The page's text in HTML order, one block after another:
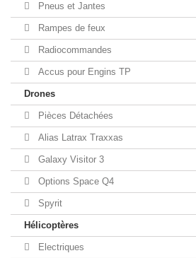
Pneus et Jantes
Rampes de feux
Radiocommandes
Accus pour Engins TP
Drones
Pièces Détachées
Alias Latrax Traxxas
Galaxy Visitor 3
Options Space Q4
Spyrit
Hélicoptères
Electriques